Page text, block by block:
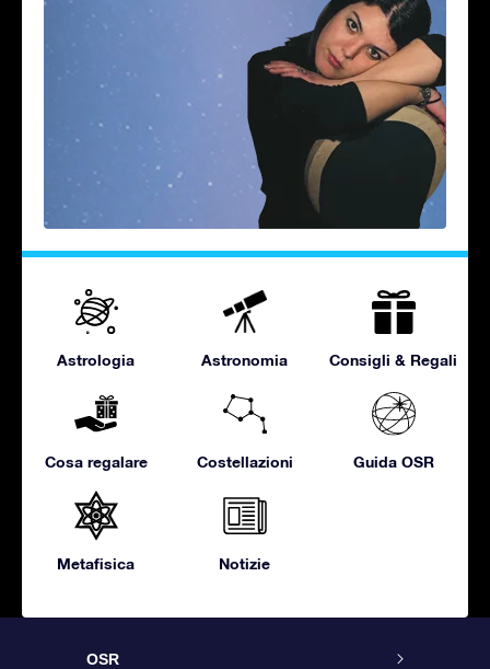
Astrologia Astronomia Consigli & Regali
Cosa regalare Costellazioni Guida OSR
Metafisica Notizie
OSR